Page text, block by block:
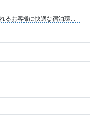
三陸を訪れるお客様に快適な宿泊環境と温かいおもてなしを提供し再び訪れたいと思っていただける取り組みを行っております。